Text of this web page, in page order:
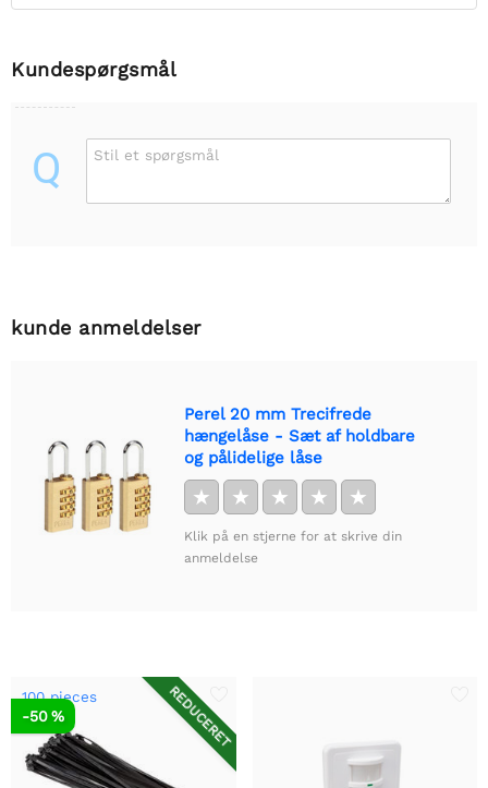
Kundespørgsmål
Q Stil et spørgsmål
kunde anmeldelser
Perel 20 mm Trecifrede
hængelåse - Sæt af holdbare
og pålidelige låse
★ ★ ★ ★ ★
Klik på en stjerne for at skrive din
anmeldelse
REDUCERET
100 pieces
-50 %